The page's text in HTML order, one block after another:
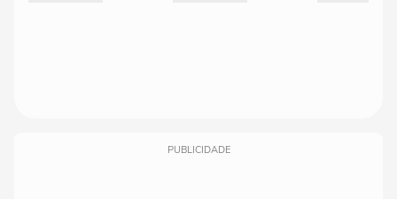
PUBLICIDADE